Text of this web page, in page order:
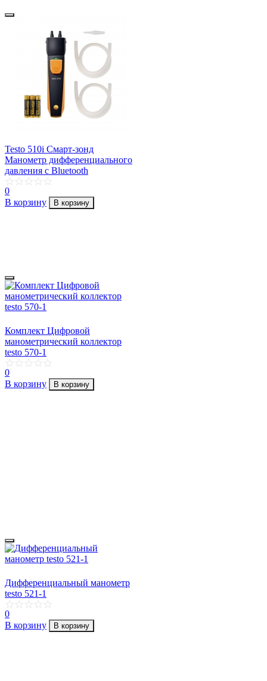
Testo 510i Смарт-зонд
Манометр дифференциального
давления с Bluetooth
0
В корзину
В корзину
Комплект Цифровой
манометрический коллектор
testo 570-1
0
В корзину
В корзину
Дифференциальный манометр
testo 521-1
0
В корзину
В корзину